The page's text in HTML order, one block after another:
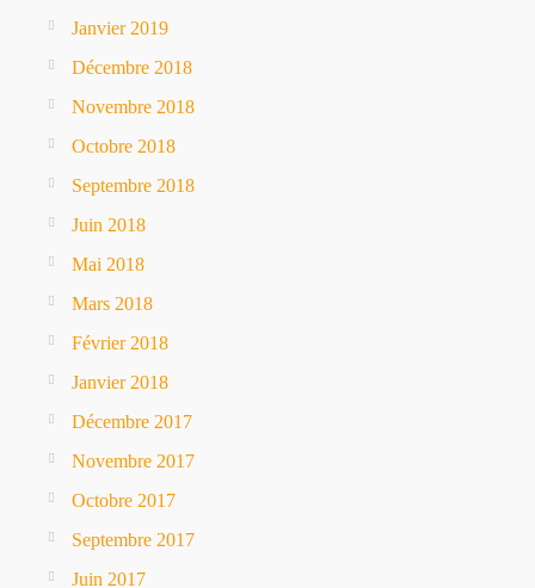
Janvier 2019
Décembre 2018
Novembre 2018
Octobre 2018
Septembre 2018
Juin 2018
Mai 2018
Mars 2018
Février 2018
Janvier 2018
Décembre 2017
Novembre 2017
Octobre 2017
Septembre 2017
Juin 2017